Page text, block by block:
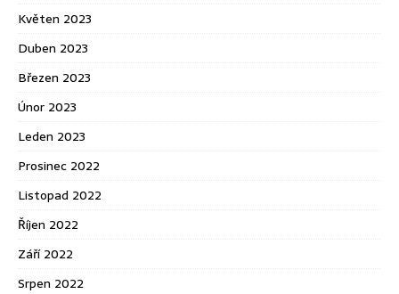
Květen 2023
Duben 2023
Březen 2023
Únor 2023
Leden 2023
Prosinec 2022
Listopad 2022
Říjen 2022
Září 2022
Srpen 2022